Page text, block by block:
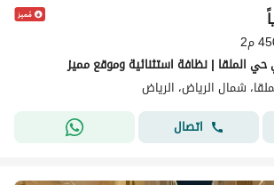
م2
الملقا | نظافة استثنائية وموقع مميز
اتصال